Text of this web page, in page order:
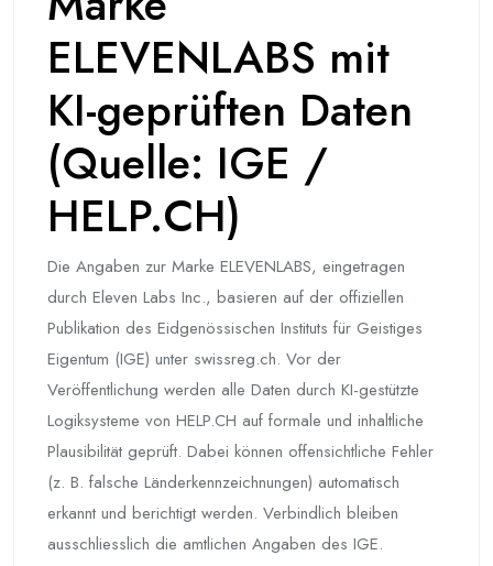
ELEVENLABS mit
KI-geprüften Daten
(Quelle: IGE /
HELP.CH)
Die Angaben zur Marke ELEVENLABS, eingetragen
durch Eleven Labs Inc., basieren auf der offiziellen
Publikation des Eidgenössischen Instituts für Geistiges
Eigentum (IGE) unter swissreg.ch. Vor der
Veröffentlichung werden alle Daten durch KI-gestützte
Logiksysteme von HELP.CH auf formale und inhaltliche
Plausibilität geprüft. Dabei können offensichtliche Fehler
(z. B. falsche Länderkennzeichnungen) automatisch
erkannt und berichtigt werden. Verbindlich bleiben
ausschliesslich die amtlichen Angaben des IGE.